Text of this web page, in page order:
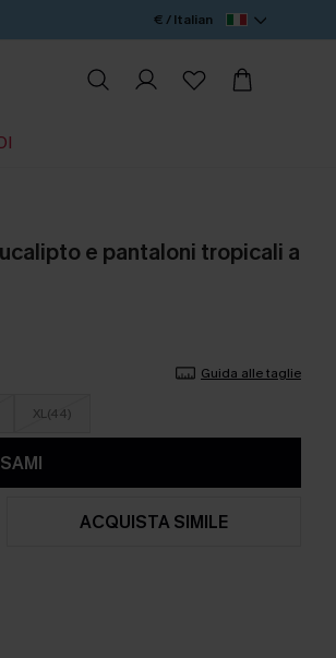
€ / Italian
e pantaloni tropicali a
Guida alle taglie
XL(44)
ACQUISTA SIMILE